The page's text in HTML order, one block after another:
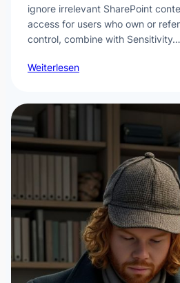
ignore irrelevant SharePoint
access for users who own or
control, combine with Sensitivity…
Weiterlesen